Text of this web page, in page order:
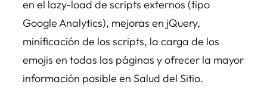
en el lazy-load de scripts externos (tipo
Google Analytics), mejoras en jQuery,
minificación de los scripts, la carga de los
emojis en todas las páginas y ofrecer la mayor
información posible en Salud del Sitio.